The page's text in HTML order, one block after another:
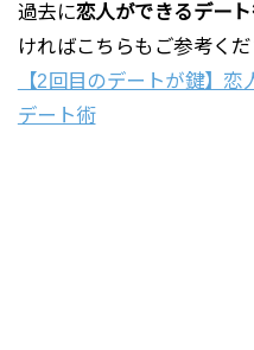
過去に恋人ができるデー
ければこちらもご参考く
【2回目のデートが鍵】
デート術